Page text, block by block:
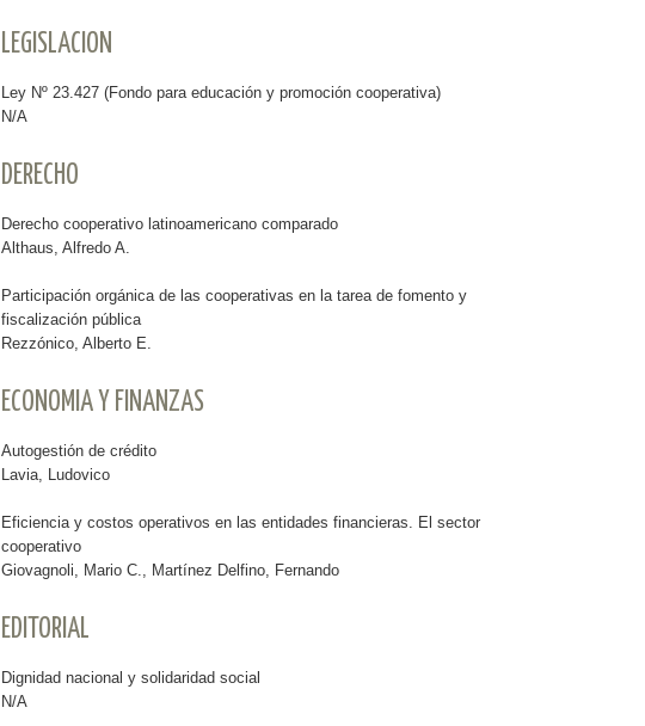
LEGISLACION
Ley Nº 23.427 (Fondo para educación y promoción cooperativa)
N/A
DERECHO
Derecho cooperativo latinoamericano comparado
Althaus, Alfredo A.
Participación orgánica de las cooperativas en la tarea de fomento y
fiscalización pública
Rezzónico, Alberto E.
ECONOMIA Y FINANZAS
Autogestión de crédito
Lavia, Ludovico
Eficiencia y costos operativos en las entidades financieras. El sector
cooperativo
Giovagnoli, Mario C., Martínez Delfino, Fernando
EDITORIAL
Dignidad nacional y solidaridad social
N/A